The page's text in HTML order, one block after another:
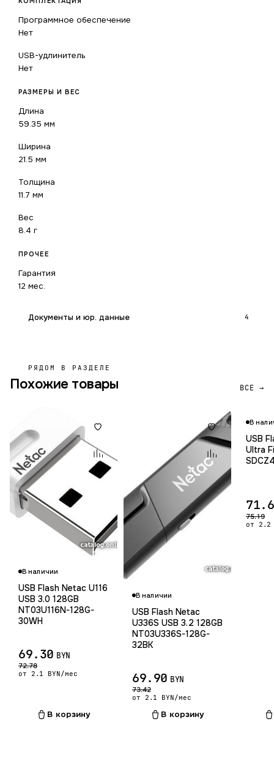
Программное обеспечение
Нет
USB-удлинитель
Нет
РАЗМЕРЫ И ВЕС
Длина
59.35 мм
Ширина
21.5 мм
Толщина
11.7 мм
Вес
8.4 г
ПРОЧЕЕ
Гарантия
12 мес.
Документы и юр. данные 4
РЯДОМ В РАЗДЕЛЕ
Похожие товары ВСЕ →
Гарантия 12 мес.
В наличии
USB Flash Netac U116
USB 3.0 128GB
NT03U116N-128G-
30WH
69.30 BYN
72.78
от 2.1 BYN/мес
В корзину
В наличии
USB Flash Netac
U336S USB 3.2 128GB
NT03U336S-128G-
32BK
69.90 BYN
73.42
от 2.1 BYN/мес
В корзину
В
USB
Ultra
75.19
от 2.2